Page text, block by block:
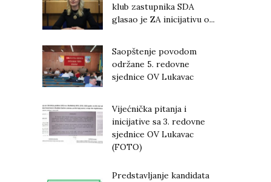
klub zastupnika SDA
glasao je ZA inicijativu o...
Saopštenje povodom
održane 5. redovne
sjednice OV Lukavac
Vijećnička pitanja i
inicijative sa 3. redovne
sjednice OV Lukavac
(FOTO)
Predstavljanje kandidata